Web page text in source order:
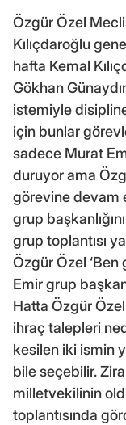
Özgür Özel
Kılıçdaroğlu
hafta Kemal
Gökhan
istemiyle
için bunlar
sadece Murat
duruyor ama
görevine devam
grup
grup toplantısı
Özgür Özel ‘Ben
Emir grup
Hatta Özgür
ihraç talepleri
kesilen iki ismin
bile seçebilir.
milletvekilinin
toplantısında